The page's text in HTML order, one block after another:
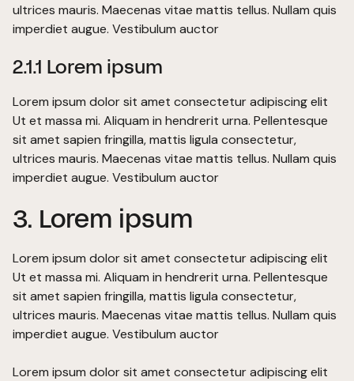
ultrices mauris. Maecenas vitae mattis tellus. Nullam quis
imperdiet augue. Vestibulum auctor
2.1.1 Lorem ipsum
Lorem ipsum dolor sit amet consectetur adipiscing elit
Ut et massa mi. Aliquam in hendrerit urna. Pellentesque
sit amet sapien fringilla, mattis ligula consectetur,
ultrices mauris. Maecenas vitae mattis tellus. Nullam quis
imperdiet augue. Vestibulum auctor
3. Lorem ipsum
Lorem ipsum dolor sit amet consectetur adipiscing elit
Ut et massa mi. Aliquam in hendrerit urna. Pellentesque
sit amet sapien fringilla, mattis ligula consectetur,
ultrices mauris. Maecenas vitae mattis tellus. Nullam quis
imperdiet augue. Vestibulum auctor
Lorem ipsum dolor sit amet consectetur adipiscing elit